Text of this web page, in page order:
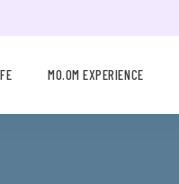
MO.OM EXPERIENCE